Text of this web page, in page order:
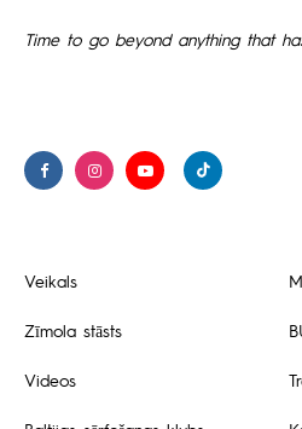
Time to go beyond anything that
Veikals
Zīmola stāsts
Videos